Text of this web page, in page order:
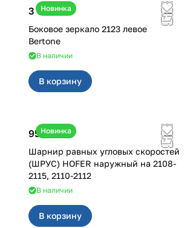
Новинка
3 500 ₽
Боковое зеркало 2123 левое
Bertone
В наличии
В корзину
Новинка
950 ₽
Шарнир равных угловых скоростей
(ШРУС) HOFER наружный на 2108-
2115, 2110-2112
В наличии
В корзину